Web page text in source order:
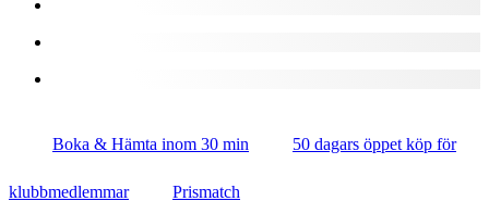
Boka & Hämta inom 30 min 50 dagars öppet köp för
klubbmedlemmar Prismatch